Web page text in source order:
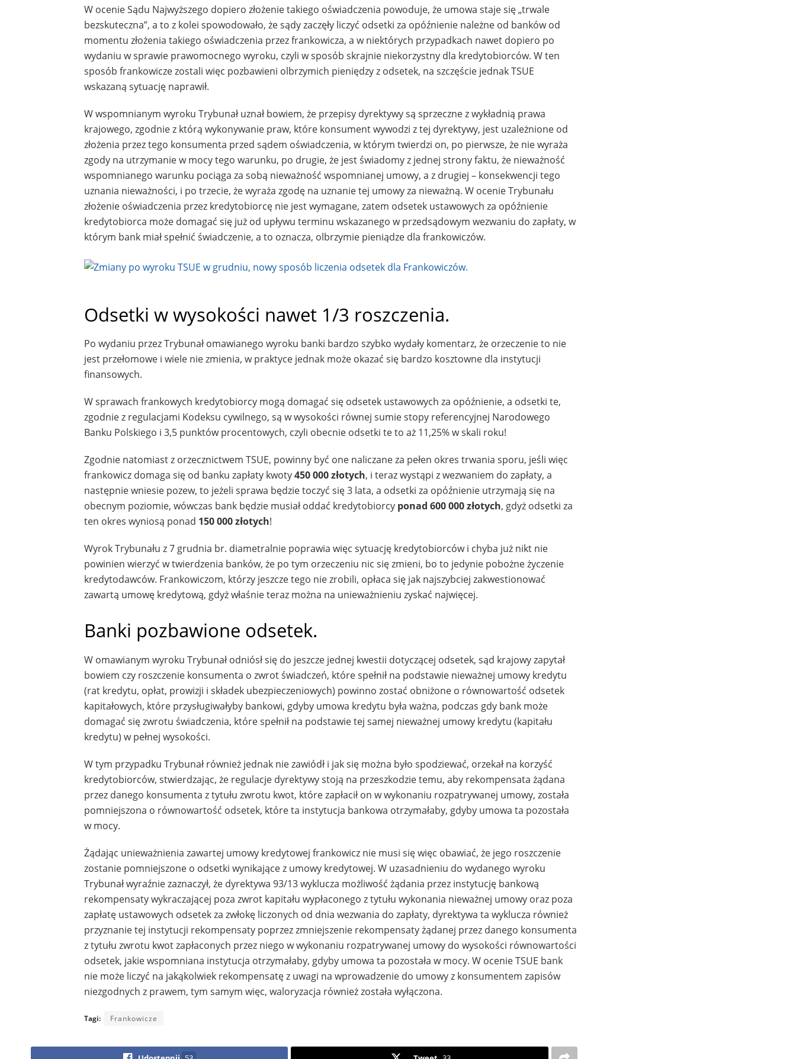
W ocenie Sądu Najwyższego dopiero złożenie takiego oświadczenia powoduje, że umowa staje się „trwale
bezskuteczna”, a to z kolei spowodowało, że sądy zaczęły liczyć odsetki za opóźnienie należne od banków od
momentu złożenia takiego oświadczenia przez frankowicza, a w niektórych przypadkach nawet dopiero po
wydaniu w sprawie prawomocnego wyroku, czyli w sposób skrajnie niekorzystny dla kredytobiorców. W ten
sposób frankowicze zostali więc pozbawieni olbrzymich pieniędzy z odsetek, na szczęście jednak TSUE
wskazaną sytuację naprawił.
W wspomnianym wyroku Trybunał uznał bowiem, że przepisy dyrektywy są sprzeczne z wykładnią prawa
krajowego, zgodnie z którą wykonywanie praw, które konsument wywodzi z tej dyrektywy, jest uzależnione od
złożenia przez tego konsumenta przed sądem oświadczenia, w którym twierdzi on, po pierwsze, że nie wyraża
zgody na utrzymanie w mocy tego warunku, po drugie, że jest świadomy z jednej strony faktu, że nieważność
wspomnianego warunku pociąga za sobą nieważność wspomnianej umowy, a z drugiej – konsekwencji tego
uznania nieważności, i po trzecie, że wyraża zgodę na uznanie tej umowy za nieważną. W ocenie Trybunału
złożenie oświadczenia przez kredytobiorcę nie jest wymagane, zatem odsetek ustawowych za opóźnienie
kredytobiorca może domagać się już od upływu terminu wskazanego w przedsądowym wezwaniu do zapłaty, w
którym bank miał spełnić świadczenie, a to oznacza, olbrzymie pieniądze dla frankowiczów.
Odsetki w wysokości nawet 1/3 roszczenia.
Po wydaniu przez Trybunał omawianego wyroku banki bardzo szybko wydały komentarz, że orzeczenie to nie
jest przełomowe i wiele nie zmienia, w praktyce jednak może okazać się bardzo kosztowne dla instytucji
finansowych.
W sprawach frankowych kredytobiorcy mogą domagać się odsetek ustawowych za opóźnienie, a odsetki te,
zgodnie z regulacjami Kodeksu cywilnego, są w wysokości równej sumie stopy referencyjnej Narodowego
Banku Polskiego i 3,5 punktów procentowych, czyli obecnie odsetki te to aż 11,25% w skali roku!
Zgodnie natomiast z orzecznictwem TSUE, powinny być one naliczane za pełen okres trwania sporu, jeśli więc
frankowicz domaga się od banku zapłaty kwoty450 000 złotych, i teraz wystąpi z wezwaniem do zapłaty, a
następnie wniesie pozew, to jeżeli sprawa będzie toczyć się 3 lata, a odsetki za opóźnienie utrzymają się na
obecnym poziomie, wówczas bank będzie musiał oddać kredytobiorcy ponad 600 000 złotych, gdyż odsetki za
ten okres wyniosą ponad 150 000 złotych!
Wyrok Trybunału z 7 grudnia br. diametralnie poprawia więc sytuację kredytobiorców i chyba już nikt nie
powinien wierzyć w twierdzenia banków, że po tym orzeczeniu nic się zmieni, bo to jedynie pobożne życzenie
kredytodawców. Frankowiczom, którzy jeszcze tego nie zrobili, opłaca się jak najszybciej zakwestionować
zawartą umowę kredytową, gdyż właśnie teraz można na unieważnieniu zyskać najwięcej.
Banki pozbawione odsetek.
W omawianym wyroku Trybunał odniósł się do jeszcze jednej kwestii dotyczącej odsetek, sąd krajowy zapytał
bowiem czy roszczenie konsumenta o zwrot świadczeń, które spełnił na podstawie nieważnej umowy kredytu
(rat kredytu, opłat, prowizji i składek ubezpieczeniowych) powinno zostać obniżone o równowartość odsetek
kapitałowych, które przysługiwałyby bankowi, gdyby umowa kredytu była ważna, podczas gdy bank może
domagać się zwrotu świadczenia, które spełnił na podstawie tej samej nieważnej umowy kredytu (kapitału
kredytu) w pełnej wysokości.
W tym przypadku Trybunał również jednak nie zawiódł i jak się można było spodziewać, orzekał na korzyść
kredytobiorców, stwierdzając, że regulacje dyrektywy stoją na przeszkodzie temu, aby rekompensata żądana
przez danego konsumenta z tytułu zwrotu kwot, które zapłacił on w wykonaniu rozpatrywanej umowy, została
pomniejszona o równowartość odsetek, które ta instytucja bankowa otrzymałaby, gdyby umowa ta pozostała
w mocy.
Żądając unieważnienia zawartej umowy kredytowej frankowicz nie musi się więc obawiać, że jego roszczenie
zostanie pomniejszone o odsetki wynikające z umowy kredytowej. W uzasadnieniu do wydanego wyroku
Trybunał wyraźnie zaznaczył, że dyrektywa 93/13 wyklucza możliwość żądania przez instytucję bankową
rekompensaty wykraczającej poza zwrot kapitału wypłaconego z tytułu wykonania nieważnej umowy oraz poza
zapłatę ustawowych odsetek za zwłokę liczonych od dnia wezwania do zapłaty, dyrektywa ta wyklucza również
przyznanie tej instytucji rekompensaty poprzez zmniejszenie rekompensaty żądanej przez danego konsumenta
z tytułu zwrotu kwot zapłaconych przez niego w wykonaniu rozpatrywanej umowy do wysokości równowartości
odsetek, jakie wspomniana instytucja otrzymałaby, gdyby umowa ta pozostała w mocy. W ocenie TSUE bank
nie może liczyć na jakąkolwiek rekompensatę z uwagi na wprowadzenie do umowy z konsumentem zapisów
niezgodnych z prawem, tym samym więc, waloryzacja również została wyłączona.
Tagi: Frankowicze